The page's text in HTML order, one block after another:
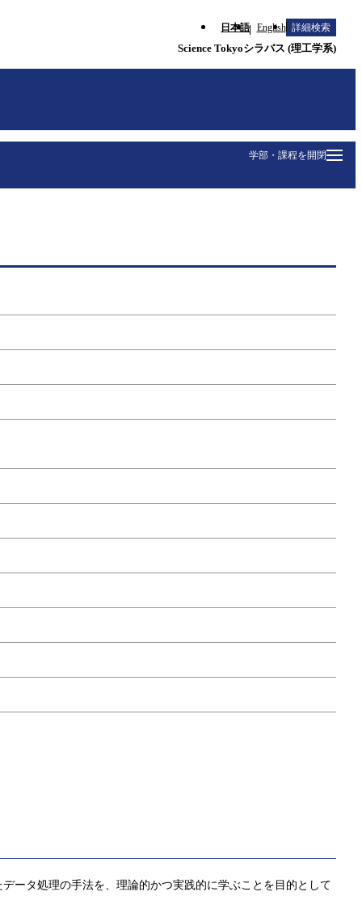
日本語 English 詳細検索
Science Tokyoシラバス (理工学系)
学部・課程を開閉
ータ処理の手法を、理論的かつ実践的に学ぶことを目的として